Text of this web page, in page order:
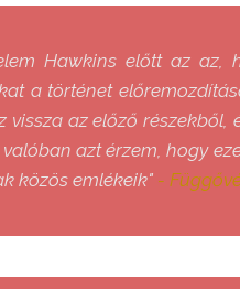
Hawkins előtt az az,
a történet
az előző részekből,
azt érzem, hogy
közös emlékeik"-